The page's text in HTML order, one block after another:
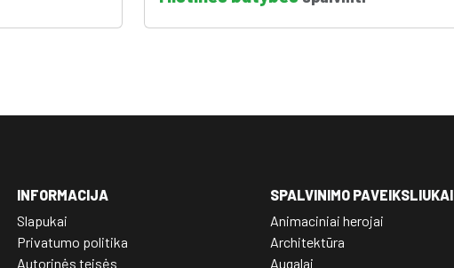
INFORMACIJA
Slapukai
Privatumo politika
Autorinės teisės
SPALVINIMO PAVEIKSLIUKAI
Animaciniai herojai
Architektūra
Augalai